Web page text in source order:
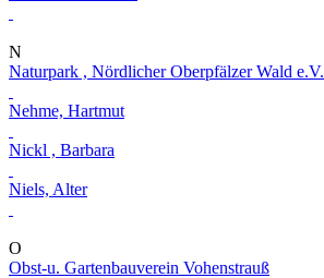
N
Naturpark , Nördlicher Oberpfälzer Wald e.V.
Nehme, Hartmut
Nickl , Barbara
Niels, Alter
O
Obst-u. Gartenbauverein Vohenstrauß